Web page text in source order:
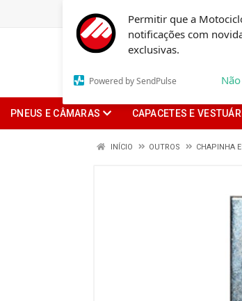
Permitir que a
notificações com
exclusivas.
Powered by SendPulse
PNEUS E CÂMARAS CAPACETES E
INÍCIO OUTROS CHAPINHA